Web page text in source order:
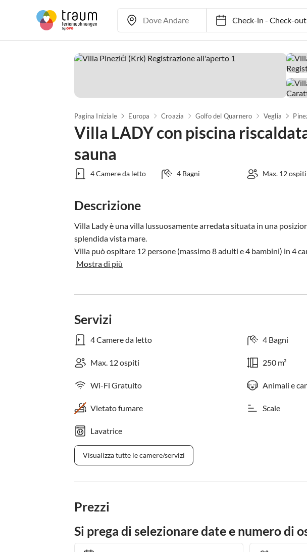
Check-in- Check-out
Pagina Iniziale Europa Croazia Golfo del Quarnero Veglia
Villa LADY con piscina
sauna
4 Camere da letto 4 Bagni Max. 12 ospiti
Descrizione
Villa Lady è una villa lussuosamente arredata situata in una
splendida vista mare.
Villa può ospitare 12 persone (massimo 8 adulti e 4 bambini) in 4
Mostra di più
Servizi
4 Camere da letto 4 Bagni
Max. 12 ospiti 250 m²
Wi-Fi Gratuito Animali e
Vietato fumare Scale
Lavatrice
Visualizza tutte le camere/servizi
Prezzi
Si prega di selezionare date e numero di